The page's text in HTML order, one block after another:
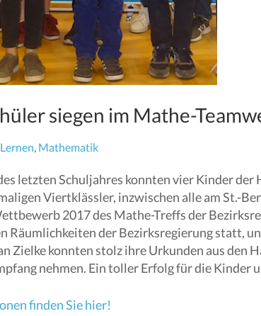
siegen im Mathe-
Lernen, Mathematik
letzten Schuljahres konnten vier Kinder
Viertklässler, inzwischen alle am St.-
2017 des Mathe-Treffs der
Räumlichkeiten der Bezirksregierung statt,
Zielke konnten stolz ihre Urkunden aus den
nehmen. Ein toller Erfolg für die Kinder
finden Sie hier!